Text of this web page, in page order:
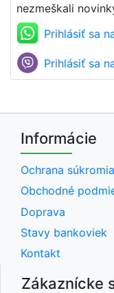
nezmeškali
Prihlásiť sa
Prihlásiť sa
Informácie
Ochrana súkromia
Obchodné
Doprava
Stavy bankoviek
Kontakt
Zákaznícke